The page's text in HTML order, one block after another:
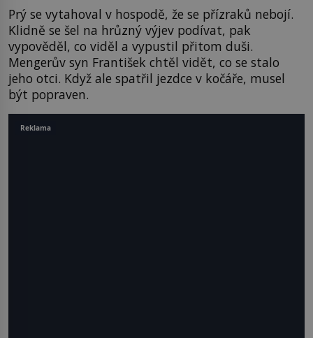
Prý se vytahoval v hospodě, že se přízraků nebojí.
Klidně se šel na hrůzný výjev podívat, pak
vypověděl, co viděl a vypustil přitom duši.
Mengerův syn František chtěl vidět, co se stalo
jeho otci. Když ale spatřil jezdce v kočáře, musel
být popraven.
Reklama